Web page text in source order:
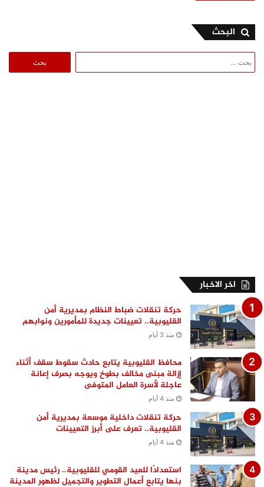
البحث
عن:
اخر الاخبار
حركة تنقلات ضباط النظام بمديرية أمن
القليوبية.. تعيينات جديدة للمأمورين ونوابهم
منذ 3 أيام
محافظ القليوبية يتابع حادث سقوط سقف أثناء
إزالة مبنى مخالف بطوخ ويوجه بصرف إعانة
عاجلة لأسرة العامل المتوفى
منذ 4 أيام
حركة تنقلات داخلية موسعة بمديرية أمن
القليوبية.. تعرف على أبرز التعيينات
منذ 4 أيام
استعدادًا للعيد القومي للقليوبية.. رئيس مدينة
بنها يتابع أعمال التطوير والتجميل لظهور المدينة